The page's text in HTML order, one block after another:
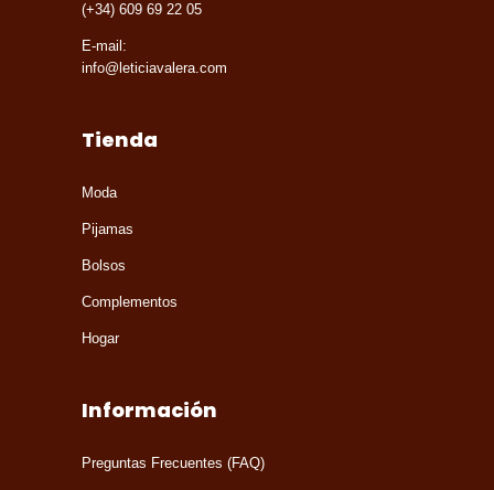
(+34) 609 69 22 05
E-mail:
info@leticiavalera.com
Tienda
Moda
Pijamas
Bolsos
Complementos
Hogar
Información
Preguntas Frecuentes (FAQ)